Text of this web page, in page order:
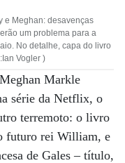
e Meghan: desavenças
um problema para a
No detalhe, capa do livro
Vogler )
Markle
série da Netflix, o
terremoto: o livro
futuro rei William, e
de Gales – título,